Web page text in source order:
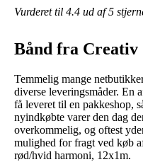
Vurderet til 4.4 ud af 5
Bånd fra Creativ
Temmelig mange
diverse leveringsmåder. En
få leveret til en pakkeshop,
nyindkøbte varer den dag
overkommelig, og oftest
mulighed for fragt ved køb
rød/hvid harmoni, 12x1m.